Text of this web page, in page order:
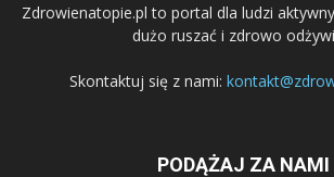
Zdrowienatopie.pl to portal dla ludzi
dużo ruszać i zdrowo
Skontaktuj się z nami:
PODĄŻAJ ZA NAMI